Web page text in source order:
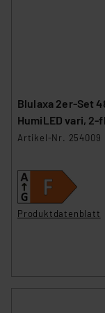
Blulaxa 2er-Set
HumiLED vari, 2-
Artikel-Nr. 254009
Produktdatenblatt